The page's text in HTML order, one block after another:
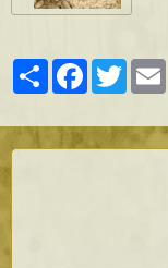
PartagerFacebook
Twitter